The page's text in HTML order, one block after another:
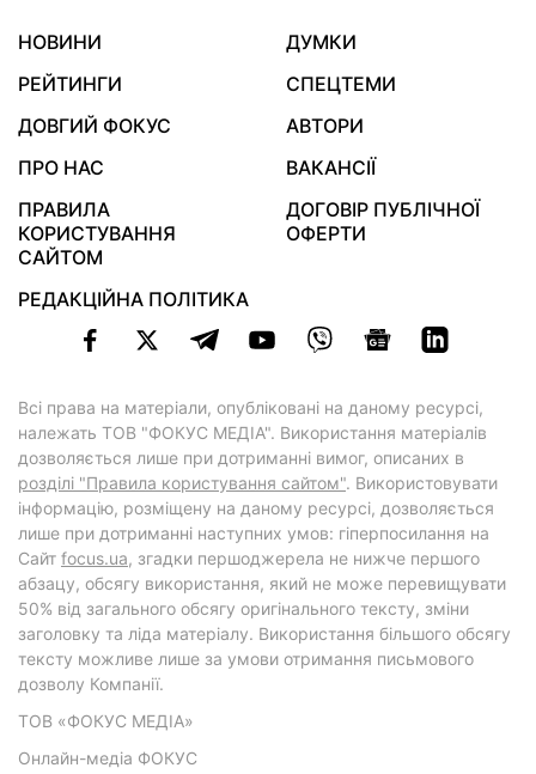
НОВИНИ
ДУМКИ
РЕЙТИНГИ
СПЕЦТЕМИ
ДОВГИЙ ФОКУС
АВТОРИ
ПРО НАС
ВАКАНСІЇ
ПРАВИЛА
КОРИСТУВАННЯ
САЙТОМ
ДОГОВІР ПУБЛІЧНОЇ
ОФЕРТИ
РЕДАКЦІЙНА ПОЛІТИКА
Всі права на матеріали, опубліковані на даному ресурсі,
належать ТОВ "ФОКУС МЕДІА". Використання матеріалів
дозволяється лише при дотриманні вимог, описаних в
розділі "Правила користування сайтом". Використовувати
інформацію, розміщену на даному ресурсі, дозволяється
лише при дотриманні наступних умов: гіперпосилання на
Cайт focus.ua, згадки першоджерела не нижче першого
абзацу, обсягу використання, який не може перевищувати
50% від загального обсягу оригінального тексту, зміни
заголовку та ліда матеріалу. Використання більшого обсягу
тексту можливе лише за умови отримання письмового
дозволу Компанії.
ТОВ «ФОКУС МЕДІА»
Онлайн-медіа ФОКУС